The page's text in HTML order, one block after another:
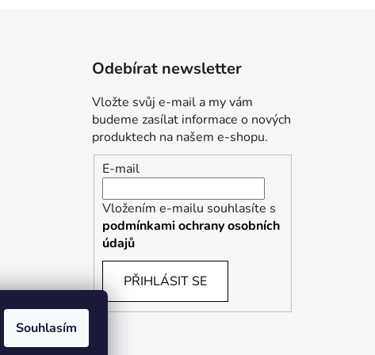
Souhlasím
Odebírat newsletter
Vložte svůj e-mail a my vám
budeme zasílat informace o nových
produktech na našem e-shopu.
E-mail
Vložením e-mailu souhlasíte s
podmínkami ochrany osobních
údajů
PŘIHLÁSIT SE